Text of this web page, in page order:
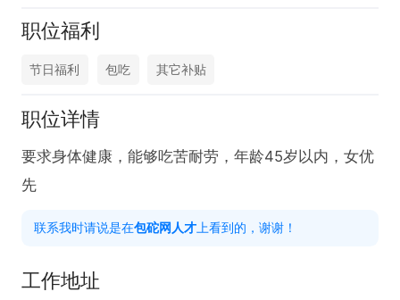
职位福利
节日福利 包吃 其它补贴
职位详情
要求身体健康，能够吃苦耐劳，年龄45岁以内，女优
先
联系我时请说是在包砣网人才 上看到的，谢谢！
工作地址